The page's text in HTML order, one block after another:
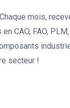
mois,
CAO, FAO,
secteur !